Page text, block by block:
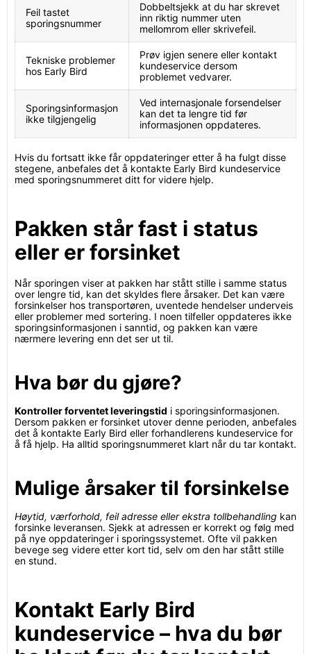
Feil tastet
sporingsnummer
Dobbeltsjekk at du har skrevet
inn riktig nummer uten
mellomrom eller skrivefeil.
Tekniske problemer
hos Early Bird
Prøv igjen senere eller kontakt
kundeservice dersom
problemet vedvarer.
Sporingsinformasjon
ikke tilgjengelig
Ved internasjonale forsendelser
kan det ta lengre tid før
informasjonen oppdateres.
Hvis du fortsatt ikke får oppdateringer etter å ha fulgt disse
stegene, anbefales det å kontakte Early Bird kundeservice
med sporingsnummeret ditt for videre hjelp.
Pakken står fast i status
eller er forsinket
Når sporingen viser at pakken har stått stille i samme status
over lengre tid, kan det skyldes flere årsaker. Det kan være
forsinkelser hos transportøren, uventede hendelser underveis
eller problemer med sortering. I noen tilfeller oppdateres ikke
sporingsinformasjonen i sanntid, og pakken kan være
nærmere levering enn det ser ut til.
Hva bør du gjøre?
Kontroller forventet leveringstid i sporingsinformasjonen.
Dersom pakken er forsinket utover denne perioden, anbefales
det å kontakte Early Bird eller forhandlerens kundeservice for
å få hjelp. Ha alltid sporingsnummeret klart når du tar kontakt.
Mulige årsaker til forsinkelse
Høytid, værforhold, feil adresse eller ekstra tollbehandling kan
forsinke leveransen. Sjekk at adressen er korrekt og følg med
på nye oppdateringer i sporingssystemet. Ofte vil pakken
bevege seg videre etter kort tid, selv om den har stått stille
en stund.
Kontakt Early Bird
kundeservice – hva du bør